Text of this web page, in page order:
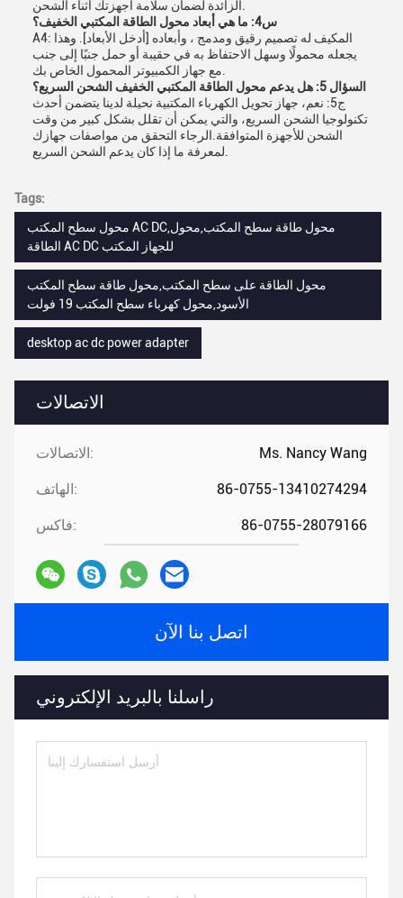
الاتصالات
الاتصالات: Ms. Nancy Wang
الهاتف: 86-0755-13410274294
فاكس: 86-0755-28079166
اتصل بنا الآن
راسلنا بالبريد الإلكتروني
س4: ما هي أبعاد محول الطاقة المكتبي الخفيف؟
A4: المكيف له تصميم رقيق ومدمج ، وأبعاده [أدخل الأبعاد]. وهذا
يجعله محمولًا وسهل الاحتفاظ به في حقيبة أو حمل جنبًا إلى جنب
السؤال 5: هل يدعم محول الطاقة المكتبي الخفيف الشحن السريع؟
ج5: نعم، جهاز تحويل الكهرباء المكتبية نحيلة لدينا يتضمن أحدث
تكنولوجيا الشحن السريع، والتي يمكن أن تقلل بشكل كبير من وقت
الشحن للأجهزة المتوافقة.الرجاء التحقق من مواصفات جهازك
Tags:
محول سطح المكتب AC DC,محول طاقة سطح المكتب,محول
الطاقة AC DC للجهاز المكتب
محول الطاقة على سطح المكتب,محول طاقة سطح المكتب
الأسود,محول كهرباء سطح المكتب 19 فولت
desktop ac dc power adapter